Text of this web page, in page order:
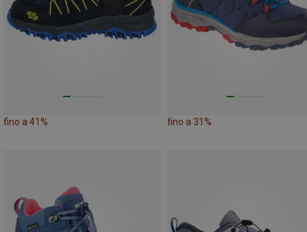
fino a 41% fino a 31%